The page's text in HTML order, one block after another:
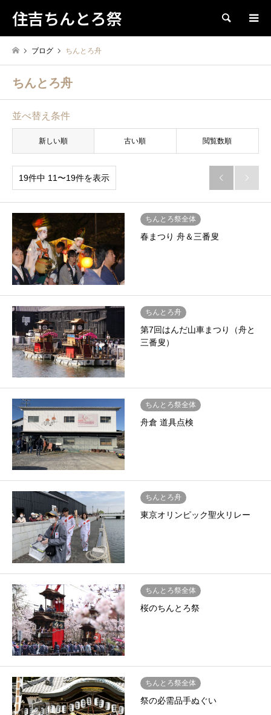
住吉ちんとろ祭 検索
ブログ ちんとろ舟
ちんとろ舟
並べ替え条件
新しい順 古い順 閲覧数順
19件中 11〜19件を表示  
ちんとろ祭全体
春まつり 舟＆三番叟
ちんとろ舟
第7回はんだ山車まつり（舟と
三番叟）
ちんとろ祭全体
舟倉 道具点検
ちんとろ舟
東京オリンピック聖火リレー
ちんとろ祭全体
桜のちんとろ祭
ちんとろ祭全体
祭の必需品手ぬぐい